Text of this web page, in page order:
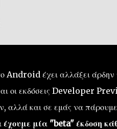
έχει αλλάξει άρδην
οι εκδόσεις Developer
αλλά και σε εμάς να
έχουμε μία "beta" έκδοση